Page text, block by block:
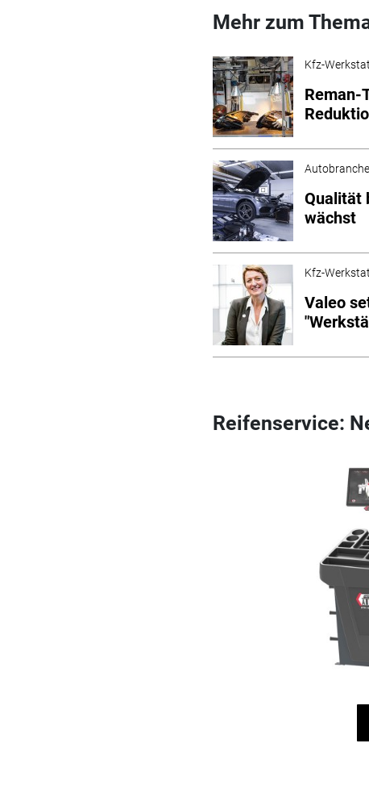
Mehr zum
Kfz-
Reman-
Autobranche
Qualität
wächst
Kfz-
Valeo
Reifenservice: